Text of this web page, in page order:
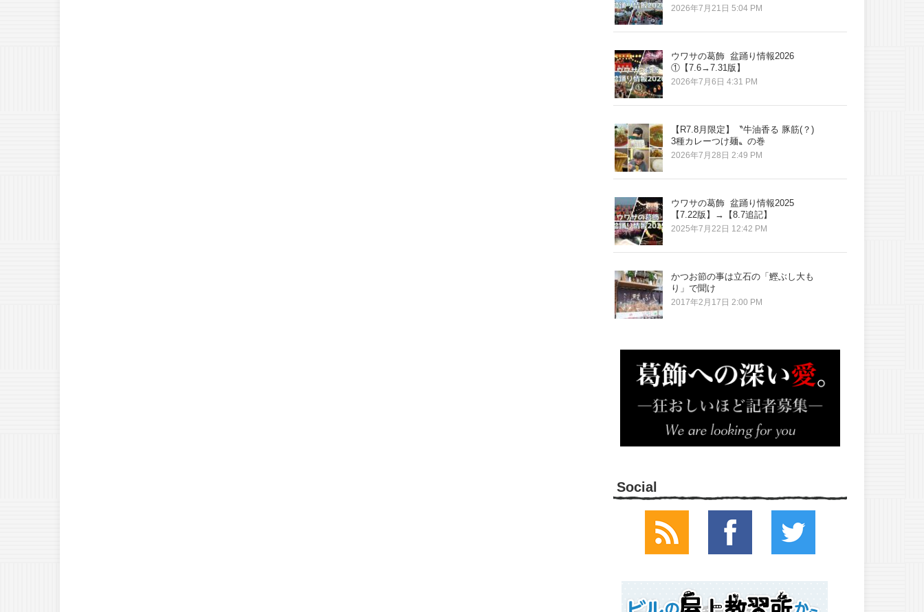
2026年7月21日 5:04 PM
ウワサの葛飾 盆踊り情報2026
①【7.6→7.31版】
2026年7月6日 4:31 PM
【R7.8月限定】〝牛油香る 豚筋(？)
3種カレーつけ麺〟の巻
2026年7月28日 2:49 PM
ウワサの葛飾 盆踊り情報2025
【7.22版】→【8.7追記】
2025年7月22日 12:42 PM
かつお節の事は立石の「鰹ぶし大も
り」で聞け
2017年2月17日 2:00 PM
Social